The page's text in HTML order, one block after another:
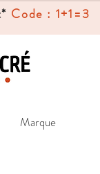
Code : 1+1=3
Marque